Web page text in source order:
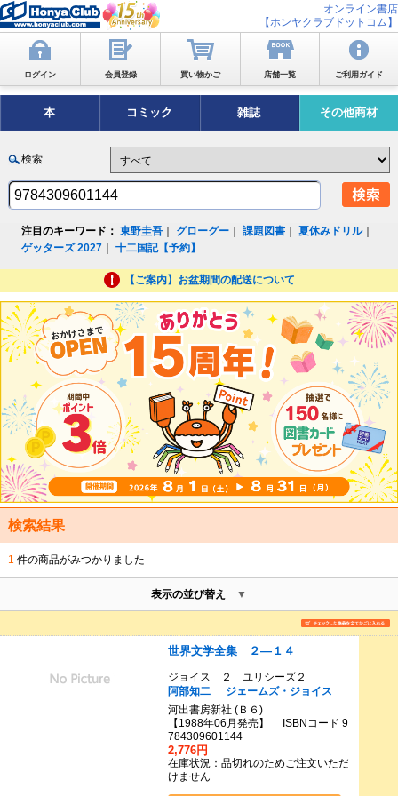
オンライン書店
【ホンヤクラブドットコム】
ログイン 会員登録 買い物かご 店舗一覧 ご利用ガイド
本 コミック 雑誌 その他商材
検索
注目のキーワード： 東野圭吾 グローグー ｜課題図書 ｜夏休みドリル｜
ゲッターズ 2027 ｜十二国記【予約】
【ご案内】お盆期間の配送について
検索結果
1 件の商品がみつかりました
表示の並び替え
世界文学全集 ２―１４
ジョイス ２ ユリシーズ２
阿部知二
ジェームズ・ジョイス
河出書房新社 (Ｂ６)
【1988年06月発売】 ISBNコード 9
784309601144
2,776円
在庫状況：品切れのためご注文いただ
けません